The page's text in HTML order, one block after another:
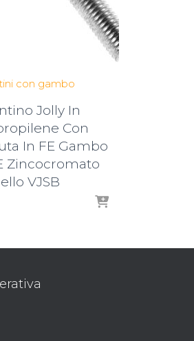
con gambo
Jolly In
Con
In FE Gambo
Zincocromato
VJSB